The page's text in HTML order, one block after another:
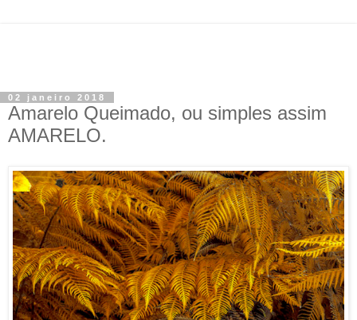
02 janeiro 2018
Amarelo Queimado, ou simples assim
AMARELO.